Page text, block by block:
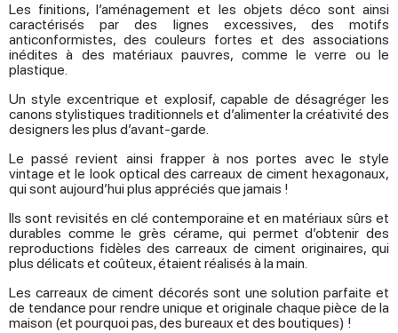
Les finitions, l’aménagement et les objets déco sont ainsi
caractérisés par des lignes excessives, des motifs
anticonformistes, des couleurs fortes et des associations
inédites à des matériaux pauvres, comme le verre ou le
plastique.
Un style excentrique et explosif, capable de désagréger les
canons stylistiques traditionnels et d’alimenter la créativité des
designers les plus d’avant-garde.
Le passé revient ainsi frapper à nos portes avec le style
vintage et le look optical des carreaux de ciment hexagonaux,
qui sont aujourd’hui plus appréciés que jamais !
Ils sont revisités en clé contemporaine et en matériaux sûrs et
durables comme le grès cérame, qui permet d’obtenir des
reproductions fidèles des carreaux de ciment originaires, qui
plus délicats et coûteux, étaient réalisés à la main.
Les carreaux de ciment décorés sont une solution parfaite et
de tendance pour rendre unique et originale chaque pièce de la
maison (et pourquoi pas, des bureaux et des boutiques) !